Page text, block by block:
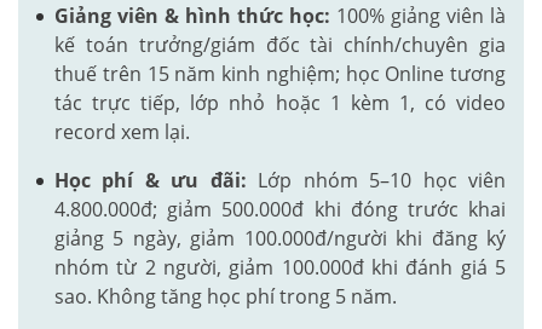
Giảng viên & hình thức học: 100% giảng viên là
kế toán trưởng/giám đốc tài chính/chuyên gia
thuế trên 15 năm kinh nghiệm; học Online tương
tác trực tiếp, lớp nhỏ hoặc 1 kèm 1, có video
record xem lại.
Học phí & ưu đãi: Lớp nhóm 5–10 học viên
4.800.000đ; giảm 500.000đ khi đóng trước khai
giảng 5 ngày, giảm 100.000đ/người khi đăng ký
nhóm từ 2 người, giảm 100.000đ khi đánh giá 5
sao. Không tăng học phí trong 5 năm.